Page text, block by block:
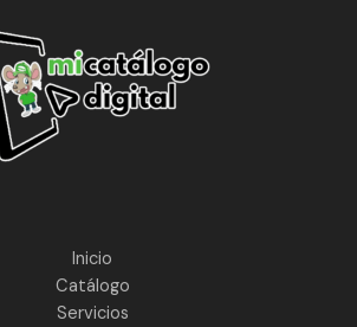
Inicio
Catálogo
Servicios